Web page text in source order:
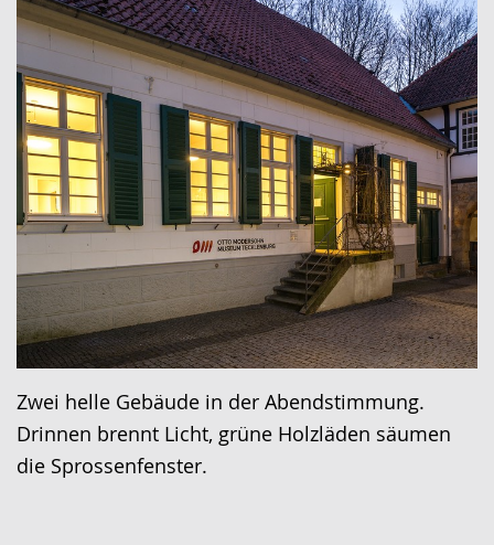
Zwei helle Gebäude in der Abendstimmung.
Drinnen brennt Licht, grüne Holzläden säumen
die Sprossenfenster.